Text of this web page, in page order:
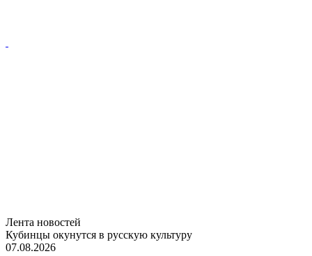
Лента новостей
Кубинцы окунутся в русскую культуру
07.08.2026